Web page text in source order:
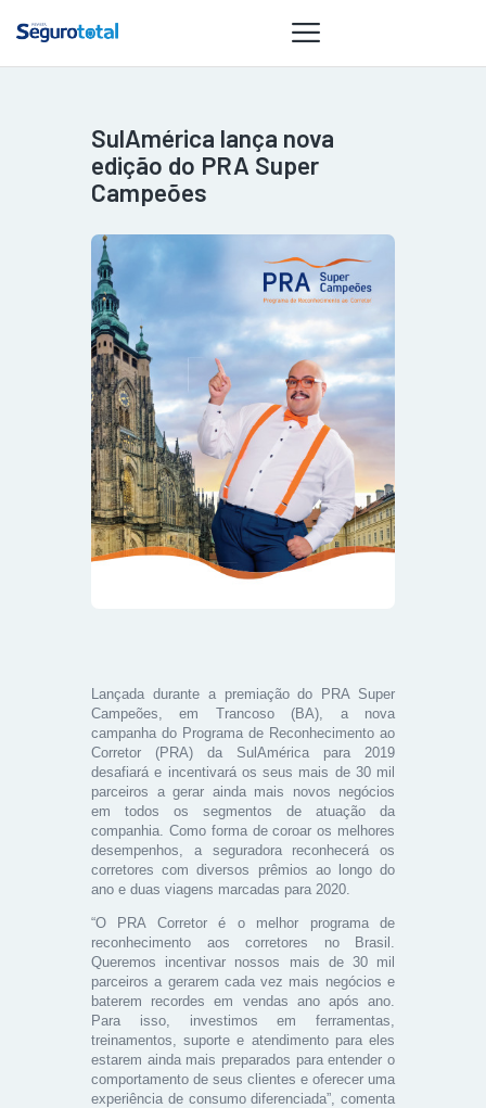
NOTÍCIAS
REVISTA
GAIVOTA DE
ST SUMMIT
MULHERES
GESTORAS
HOMEST
HOME
SulAmérica lança nova
edição do PRA Super
Campeões
Lançada durante a premiação do PRA Super
Campeões, em Trancoso (BA), a nova
campanha do Programa de Reconhecimento ao
Corretor (PRA) da SulAmérica para 2019
desafiará e incentivará os seus mais de 30 mil
parceiros a gerar ainda mais novos negócios
em todos os segmentos de atuação da
companhia. Como forma de coroar os melhores
desempenhos, a seguradora reconhecerá os
corretores com diversos prêmios ao longo do
ano e duas viagens marcadas para 2020.
“O PRA Corretor é o melhor programa de
reconhecimento aos corretores no Brasil.
Queremos incentivar nossos mais de 30 mil
parceiros a gerarem cada vez mais negócios e
baterem recordes em vendas ano após ano.
Para isso, investimos em ferramentas,
treinamentos, suporte e atendimento para eles
estarem ainda mais preparados para entender o
comportamento de seus clientes e oferecer uma
experiência de consumo diferenciada”, comenta